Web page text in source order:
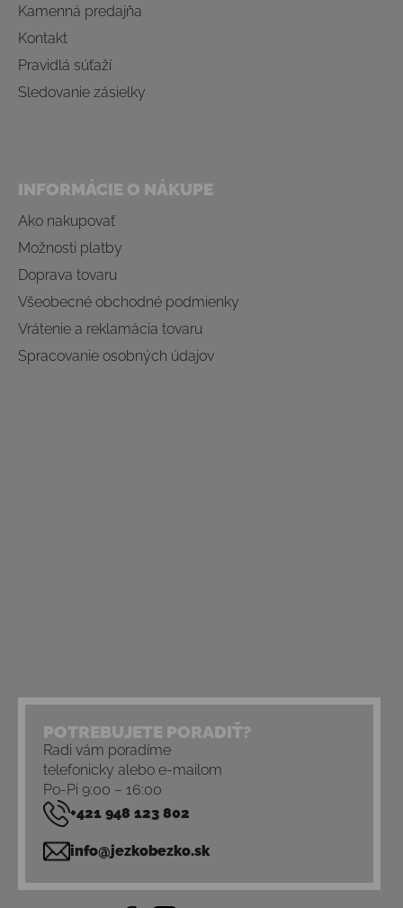
Kamenná predajňa
Kontakt
Pravidlá súťaží
Sledovanie zásielky
INFORMÁCIE O NÁKUPE
Ako nakupovať
Možnosti platby
Doprava tovaru
Všeobecné obchodné podmienky
Vrátenie a reklamácia tovaru
Spracovanie osobných údajov
POTREBUJETE PORADIŤ?
Radi vám poradíme
telefonicky alebo e-mailom
Po-Pi 9:00 – 16:00
+421 948 123 802
info@jezkobezko.sk